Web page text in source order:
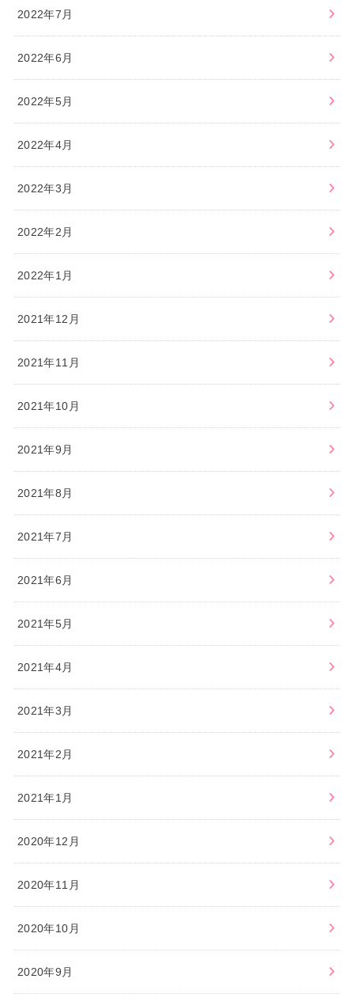
2022年7月
2022年6月
2022年5月
2022年4月
2022年3月
2022年2月
2022年1月
2021年12月
2021年11月
2021年10月
2021年9月
2021年8月
2021年7月
2021年6月
2021年5月
2021年4月
2021年3月
2021年2月
2021年1月
2020年12月
2020年11月
2020年10月
2020年9月